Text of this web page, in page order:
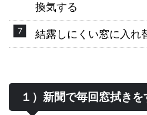
換気する
結露しにくい窓に入れ
１）新聞で毎回窓拭きを